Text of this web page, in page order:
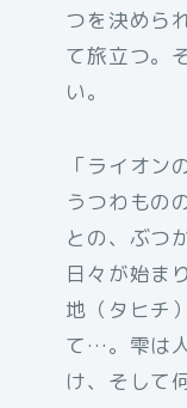
つを決めら
て旅立つ。
い。
「ライオン
うつわもの
との、ぶつ
日々が始ま
地（タヒチ
て…。雫は
け、そして